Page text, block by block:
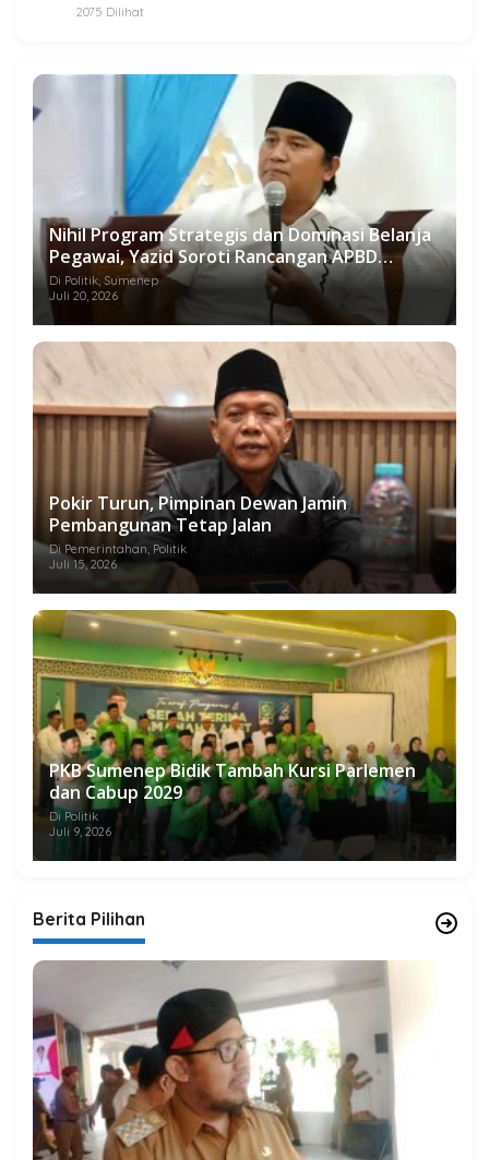
2075 Dilihat
Nihil Program Strategis dan Dominasi Belanja
Pegawai, Yazid Soroti Rancangan APBD
Sumenep 2027
Di Politik, Sumenep
Juli 20, 2026
Pokir Turun, Pimpinan Dewan Jamin
Pembangunan Tetap Jalan
Di Pemerintahan, Politik
Juli 15, 2026
PKB Sumenep Bidik Tambah Kursi Parlemen
dan Cabup 2029
Di Politik
Juli 9, 2026
Berita Pilihan